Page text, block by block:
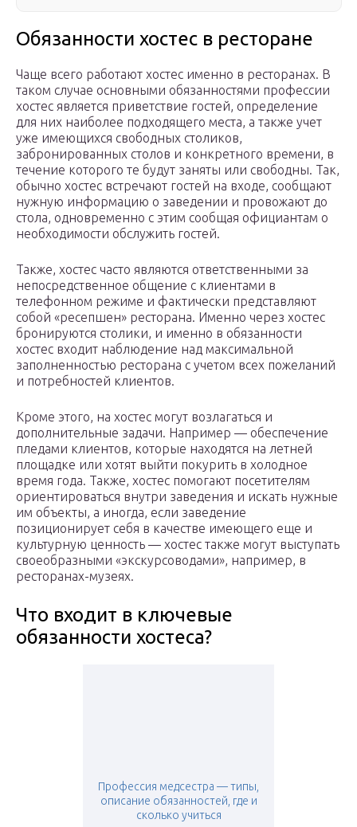
Обязанности хостес в ресторане
Чаще всего работают хостес именно в ресторанах. В
таком случае основными обязанностями профессии
хостес является приветствие гостей, определение
для них наиболее подходящего места, а также учет
уже имеющихся свободных столиков,
забронированных столов и конкретного времени, в
течение которого те будут заняты или свободны. Так,
обычно хостес встречают гостей на входе, сообщают
нужную информацию о заведении и провожают до
стола, одновременно с этим сообщая официантам о
необходимости обслужить гостей.
Также, хостес часто являются ответственными за
непосредственное общение с клиентами в
телефонном режиме и фактически представляют
собой «ресепшен» ресторана. Именно через хостес
бронируются столики, и именно в обязанности
хостес входит наблюдение над максимальной
заполненностью ресторана с учетом всех пожеланий
и потребностей клиентов.
Кроме этого, на хостес могут возлагаться и
дополнительные задачи. Например — обеспечение
пледами клиентов, которые находятся на летней
площадке или хотят выйти покурить в холодное
время года. Также, хостес помогают посетителям
ориентироваться внутри заведения и искать нужные
им объекты, а иногда, если заведение
позиционирует себя в качестве имеющего еще и
культурную ценность — хостес также могут выступать
своеобразными «экскурсоводами», например, в
ресторанах-музеях.
Что входит в ключевые
обязанности хостеса?
Профессия медсестра — типы,
описание обязанностей, где и
сколько учиться